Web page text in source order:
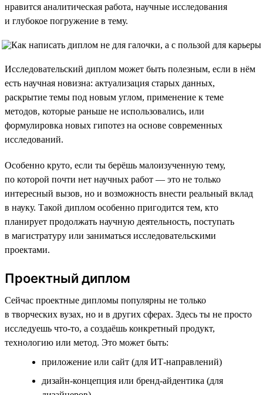
нравится аналитическая работа, научные исследования
и глубокое погружение в тему.
Исследовательский диплом может быть полезным, если в нём
есть научная новизна: актуализация старых данных,
раскрытие темы под новым углом, применение к теме
методов, которые раньше не использовались, или
формулировка новых гипотез на основе современных
исследований.
Особенно круто, если ты берёшь малоизученную тему,
по которой почти нет научных работ — это не только
интересный вызов, но и возможность внести реальный вклад
в науку. Такой диплом особенно пригодится тем, кто
планирует продолжать научную деятельность, поступать
в магистратуру или заниматься исследовательскими
проектами.
Проектный диплом
Сейчас проектные дипломы популярны не только
в творческих вузах, но и в других сферах. Здесь ты не просто
исследуешь что-то, а создаёшь конкретный продукт,
технологию или метод. Это может быть:
приложение или сайт (для ИТ-направлений)
дизайн-концепция или бренд-айдентика (для